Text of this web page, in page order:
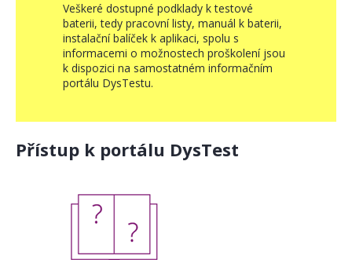
Veškeré dostupné podklady k testové
baterii, tedy pracovní listy, manuál k baterii,
instalační balíček k aplikaci, spolu s
informacemi o možnostech proškolení jsou
k dispozici na samostatném informačním
portálu DysTestu.
Přístup k portálu DysTest